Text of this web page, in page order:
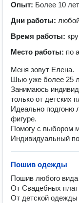
Опыт: Более 10 лет
Дни работы:
Время работы:
Место работы: по
Меня зовут Елена.
Шью уже более 25
Занимаюсь
только от детских
Идеально подгоню
фигуре.
Помогу с выбором
Индивидуальный
Пошив одежды
Пошив любого
От Свадебных
От детской